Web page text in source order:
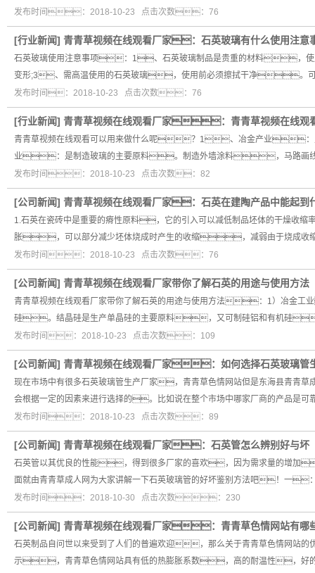
发布时间：2018-10-23 点击次数：76
[行业新闻] 青青草视频在线观看厂家：石英玻璃有什么使用注
石英玻璃使用注意事项：1、石英玻璃制品是贵重的材料，
变形;3、需高温使用的石英玻璃，使用前必须擦拭干净。可
发布时间：2018-10-23 点击次数：76
[行业新闻] 青青草视频在线观看厂家：青青草视频在线
青青草视频在线观看可以用来做什么呢？1、冶金产业
业：是制造玻璃的主要原料。制造外墙涂料，马路
发布时间：2018-10-23 点击次数：82
[公司新闻] 青青草视频在线观看厂家：石英在建陶产品中能起
1.石英在瓷砖中是重要的瘠性原料，它的引入可以减低制品坯体的干燥
胀，可以部分减少坯体烧成时产生的收缩，减弱由于烧成收
发布时间：2018-10-23 点击次数：76
[公司新闻] 青青草视频在线观看厂家带你了解石英的用途与使用方法
青青草视频在线观看厂家带你了解石英的用途与使用方法：1）冶
硅。结晶硅是生产单晶硅的主要原料，又可制硅铝和有机硅
发布时间：2018-10-23 点击次数：109
[公司新闻] 青青草视频在线观看厂家：如何选择石英玻璃
现在市场中有很多石英玻璃管生产厂家，青青草色情网站但是东海县青青
会根据一定的因素来进行选择的。比如说在整个市场中哪家厂商的产品是可
发布时间：2018-10-23 点击次数：89
[公司新闻] 青青草视频在线观看厂家：石英管怎么辨别好与坏
石英管以其优良的性能，得到很多厂家的喜欢，因为需求量的增加
面就由青青草成人网为大家讲解一下石英玻璃管的好坏鉴别方法吧！一
发布时间：2018-10-30 点击次数：230
[公司新闻] 青青草视频在线观看厂家：青青草色情网站有
石英制品自问世以来受到了人们的普遍欢迎，那么关于青青草色情网站
示，青青草色情网站具有低的热膨胀系数，高的耐温性，